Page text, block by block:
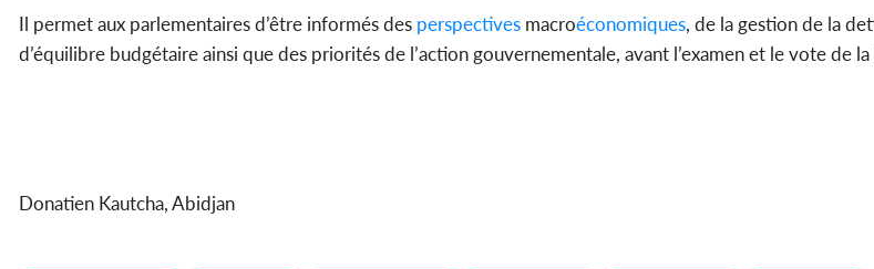
Il permet aux parlementaires d’être informés des perspectives macroéconomiques, de la gestion de la
d’équilibre budgétaire ainsi que des priorités de l’action gouvernementale, avant l’examen et le vote de
Donatien Kautcha, Abidjan